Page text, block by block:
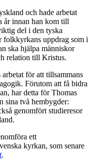
och hade arbetat
år innan han kom till
del i den tyska
folkkyrkans uppdrag som i
ska hjälpa människor
relation till Kristus.
för att tillsammans
Förutom att få bidra
har detta för Thomas
sina två hembygder:
genomfört studieresor
ett
kyrkan, som senare
.